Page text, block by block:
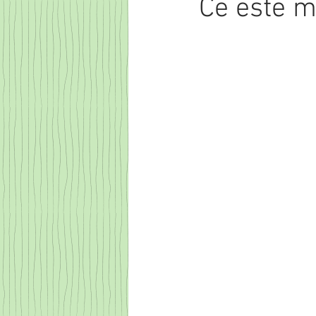
Ce este